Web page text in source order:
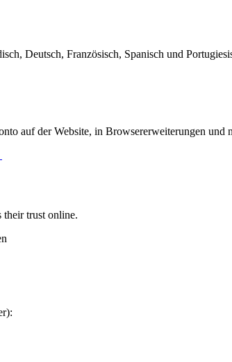
Deutsch, Französisch, Spanisch und
auf der Website, in Browsererweiterungen und
their trust online.
: